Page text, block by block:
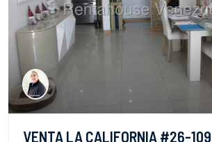
VENTA LA CALIFORNIA #26-